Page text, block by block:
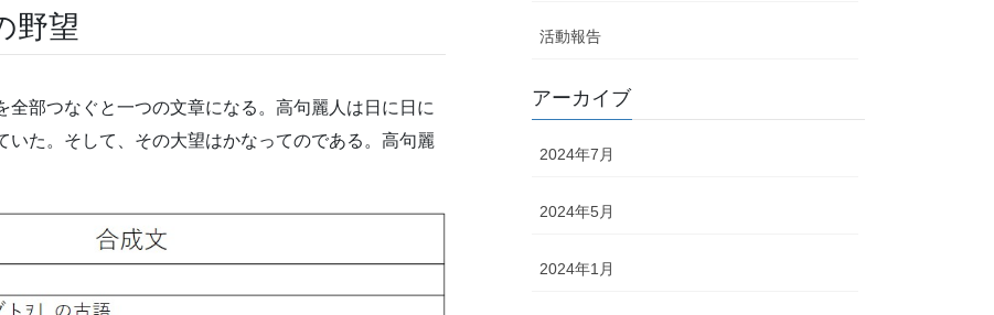
野望
全部つなぐと一つの文章になる。高句麗人は日に日に
た。そして、その大望はかなってのである。高句麗
活動報告
アーカイブ
2024年7月
2024年5月
2024年1月